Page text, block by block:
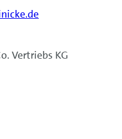
Vertriebs KG